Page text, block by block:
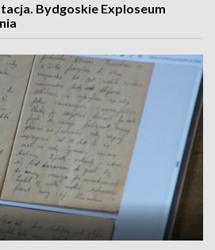
Bydgoskie Exploseum